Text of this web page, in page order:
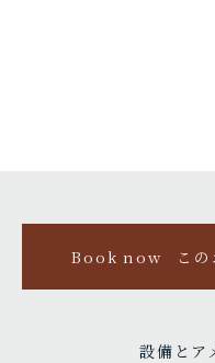
Book now こ
設備とア